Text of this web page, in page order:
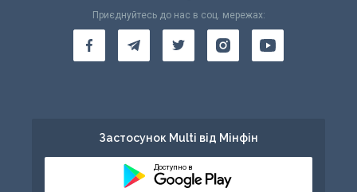
Приєднуйтесь до нас в соц. мережах:
Застосунок Multi від Мінфін
Доступно в